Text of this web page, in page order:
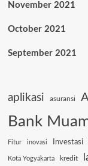
November 2021
October 2021
September 2021
aplikasi asuransi
Bank
Fitur inovasi Investasi
Kota Yogyakarta kredit